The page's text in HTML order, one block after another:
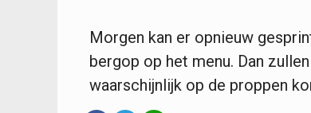
Morgen kan er opnieuw
bergop op het menu. Dan
waarschijnlijk op de proppen